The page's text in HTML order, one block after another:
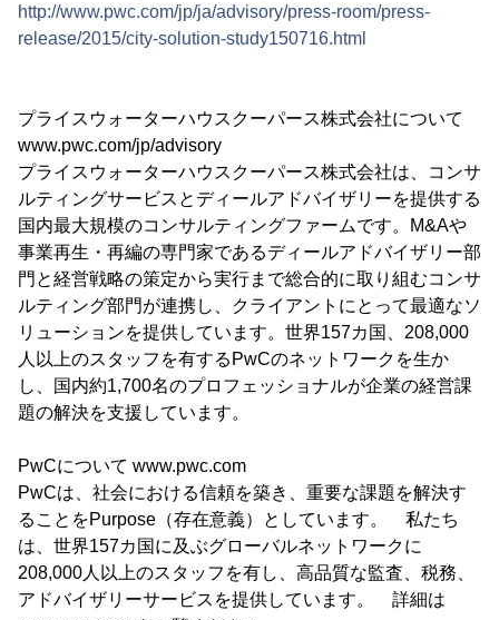
http://www.pwc.com/jp/ja/advisory/press-room/press-
release/2015/city-solution-study150716.html
プライスウォーターハウスクーパース株式会社について
www.pwc.com/jp/advisory
プライスウォーターハウスクーパース株式会社は、コンサ
ルティングサービスとディールアドバイザリーを提供する
国内最大規模のコンサルティングファームです。M&Aや
事業再生・再編の専門家であるディールアドバイザリー部
門と経営戦略の策定から実行まで総合的に取り組むコンサ
ルティング部門が連携し、クライアントにとって最適なソ
リューションを提供しています。世界157カ国、208,000
人以上のスタッフを有するPwCのネットワークを生か
し、国内約1,700名のプロフェッショナルが企業の経営課
題の解決を支援しています。
PwCについて www.pwc.com
PwCは、社会における信頼を築き、重要な課題を解決す
ることをPurpose（存在意義）としています。 私たち
は、世界157カ国に及ぶグローバルネットワークに
208,000人以上のスタッフを有し、高品質な監査、税務、
アドバイザリーサービスを提供しています。 詳細は